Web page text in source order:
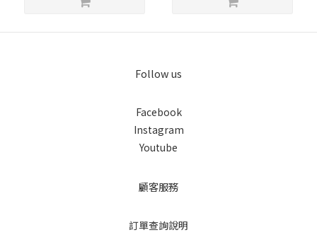
Follow us
Facebook
Instagram
Youtube
顧客服務
訂單查詢說明